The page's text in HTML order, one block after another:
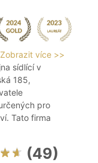
Zobrazit více >>
sídlící v
185,
pro
Tato firma
(49)